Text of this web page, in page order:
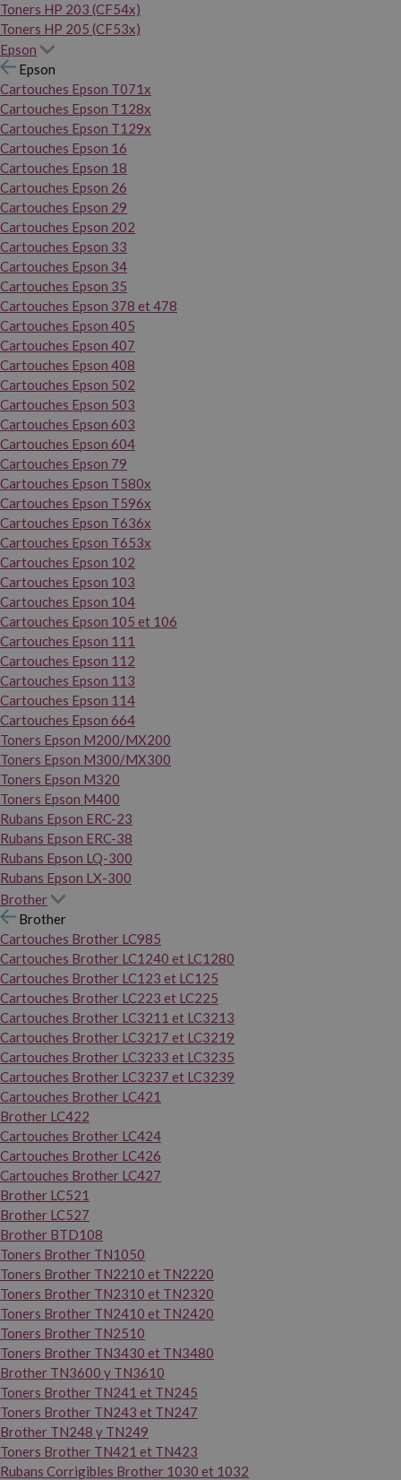
Toners HP 203 (CF54x)
Toners HP 205 (CF53x)
Epson
Epson
Cartouches Epson T071x
Cartouches Epson T128x
Cartouches Epson T129x
Cartouches Epson 16
Cartouches Epson 18
Cartouches Epson 26
Cartouches Epson 29
Cartouches Epson 202
Cartouches Epson 33
Cartouches Epson 34
Cartouches Epson 35
Cartouches Epson 378 et 478
Cartouches Epson 405
Cartouches Epson 407
Cartouches Epson 408
Cartouches Epson 502
Cartouches Epson 503
Cartouches Epson 603
Cartouches Epson 604
Cartouches Epson 79
Cartouches Epson T580x
Cartouches Epson T596x
Cartouches Epson T636x
Cartouches Epson T653x
Cartouches Epson 102
Cartouches Epson 103
Cartouches Epson 104
Cartouches Epson 105 et 106
Cartouches Epson 111
Cartouches Epson 112
Cartouches Epson 113
Cartouches Epson 114
Cartouches Epson 664
Toners Epson M200/MX200
Toners Epson M300/MX300
Toners Epson M320
Toners Epson M400
Rubans Epson ERC-23
Rubans Epson ERC-38
Rubans Epson LQ-300
Rubans Epson LX-300
Brother
Brother
Cartouches Brother LC985
Cartouches Brother LC1240 et LC1280
Cartouches Brother LC123 et LC125
Cartouches Brother LC223 et LC225
Cartouches Brother LC3211 et LC3213
Cartouches Brother LC3217 et LC3219
Cartouches Brother LC3233 et LC3235
Cartouches Brother LC3237 et LC3239
Cartouches Brother LC421
Brother LC422
Cartouches Brother LC424
Cartouches Brother LC426
Cartouches Brother LC427
Brother LC521
Brother LC527
Brother BTD108
Toners Brother TN1050
Toners Brother TN2210 et TN2220
Toners Brother TN2310 et TN2320
Toners Brother TN2410 et TN2420
Toners Brother TN2510
Toners Brother TN3430 et TN3480
Brother TN3600 y TN3610
Toners Brother TN241 et TN245
Toners Brother TN243 et TN247
Brother TN248 y TN249
Toners Brother TN421 et TN423
Rubans Corrigibles Brother 1030 et 1032